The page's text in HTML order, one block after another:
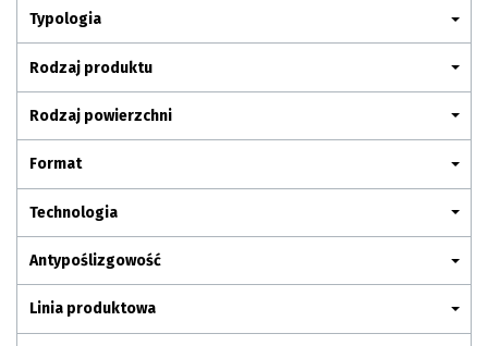
Typologia
Rodzaj produktu
Rodzaj powierzchni
Format
Technologia
Antypoślizgowość
Linia produktowa
Pytania i odpowiedzi
Kariera
Kontakt
Komunikacja z akcjonariuszami